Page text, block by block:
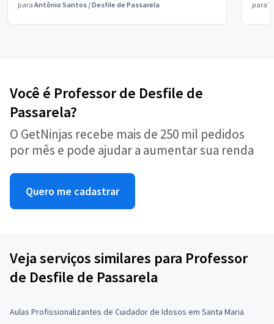
para Antônio Santos /Desfile de Passarela para
Você é Professor de Desfile de
Passarela?
O GetNinjas recebe mais de 250 mil pedidos
por mês e pode ajudar a aumentar sua renda
Quero me cadastrar
Veja serviços similares para Professor
de Desfile de Passarela
Aulas Profissionalizantes de Cuidador de Idosos em Santa Maria